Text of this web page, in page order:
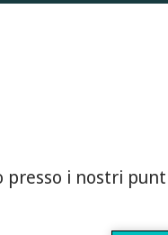
presso i nostri